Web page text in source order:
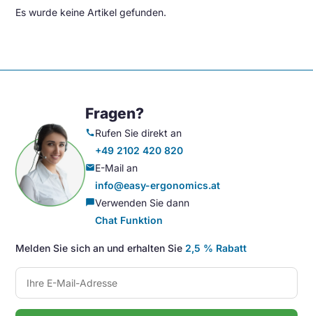
Es wurde keine Artikel gefunden.
Fragen?
callRufen Sie direkt an
+49 2102 420 820
mailE-Mail an
info@easy-ergonomics.at
chat_bubbleVerwenden Sie dann
Chat Funktion
Melden Sie sich an und erhalten Sie 2,5 % Rabatt